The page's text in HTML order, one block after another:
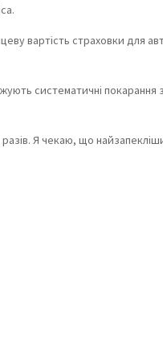
вартість страховки для
систематичні
Я чекаю, що